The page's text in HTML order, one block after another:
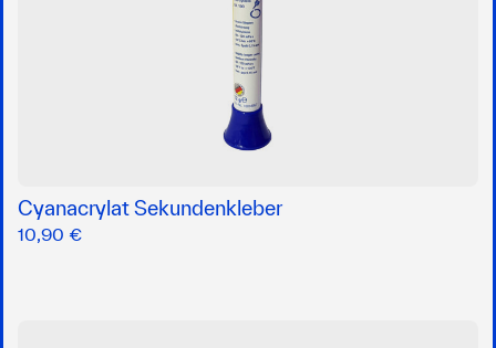
Cyanacrylat Sekundenkleber
10,90 €